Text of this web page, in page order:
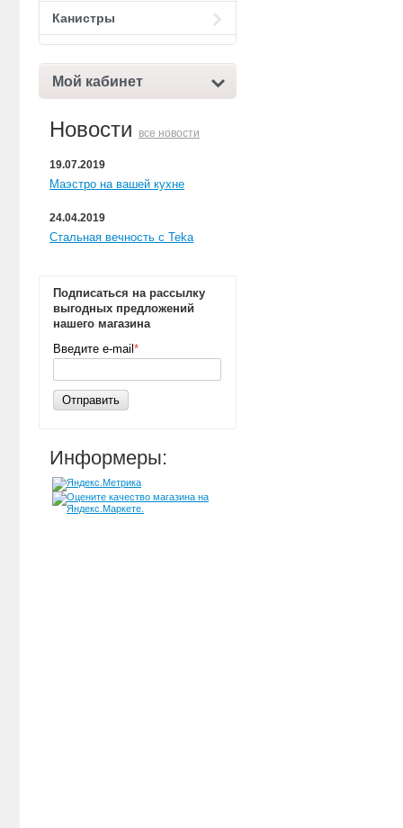
Канистры
Мой кабинет
Новости все новости
19.07.2019
Маэстро на вашей кухне
24.04.2019
Стальная вечность с Teka
Подписаться на рассылку
выгодных предложений
нашего магазина
Введите e-mail *
Отправить
Информеры: